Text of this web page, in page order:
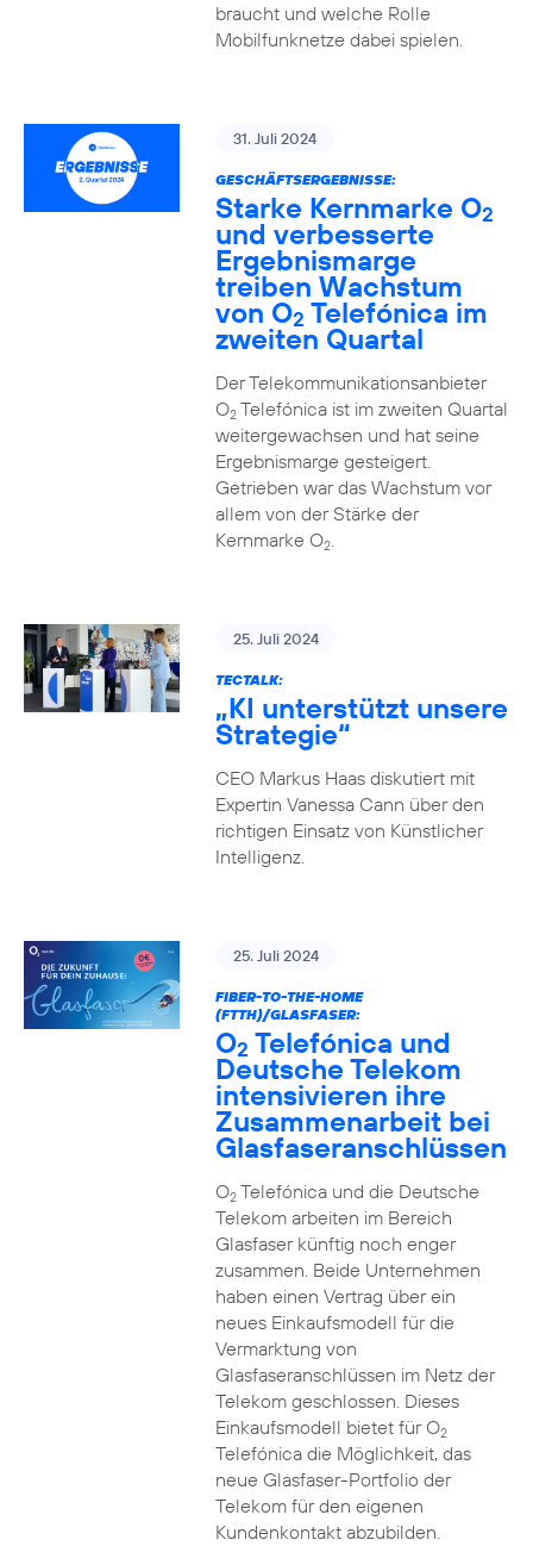
braucht und welche Rolle
Mobilfunknetze dabei spielen.
31. Juli 2024
GESCHÄFTSERGEBNISSE:
Starke Kernmarke O2
und verbesserte
Ergebnismarge
treiben Wachstum
von O2 Telefónica im
zweiten Quartal
Der Telekommunikationsanbieter
O2Telefónica ist im zweiten Quartal
weitergewachsen und hat seine
Ergebnismarge gesteigert.
Getrieben war das Wachstum vor
allem von der Stärke der
Kernmarke O2.
25. Juli 2024
TECTALK:
„KI unterstützt unsere
Strategie“
CEO Markus Haas diskutiert mit
Expertin Vanessa Cann über den
richtigen Einsatz von Künstlicher
Intelligenz.
25. Juli 2024
FIBER-TO-THE-HOME
(FTTH)/GLASFASER:
O2 Telefónica und
Deutsche Telekom
intensivieren ihre
Zusammenarbeit bei
Glasfaseranschlüssen
O2Telefónica und die Deutsche
Telekom arbeiten im Bereich
Glasfaser künftig noch enger
zusammen. Beide Unternehmen
haben einen Vertrag über ein
neues Einkaufsmodell für die
Vermarktung von
Glasfaseranschlüssen im Netz der
Telekom geschlossen. Dieses
Einkaufsmodell bietet für O2
Telefónica die Möglichkeit, das
neue Glasfaser-Portfolio der
Telekom für den eigenen
Kundenkontakt abzubilden.